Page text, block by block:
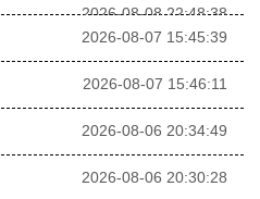
2026-08-08 22:48:38
2026-08-07 15:45:39
2026-08-07 15:46:11
2026-08-06 20:34:49
2026-08-06 20:30:28